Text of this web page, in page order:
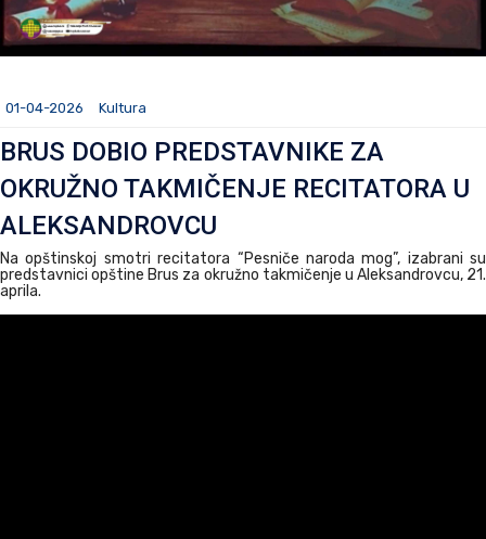
01-04-2026 Kultura
BRUS DOBIO PREDSTAVNIKE ZA
OKRUŽNO TAKMIČENJE RECITATORA U
ALEKSANDROVCU
Na opštinskoj smotri recitatora “Pesniče naroda mog”, izabrani su
predstavnici opštine Brus za okružno takmičenje u Aleksandrovcu, 21.
aprila.